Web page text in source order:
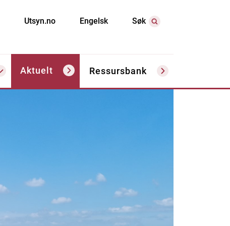
Utsyn.no Engelsk Søk
Aktuelt Ressursbank